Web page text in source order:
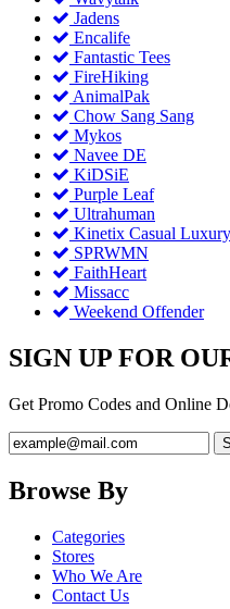
Jadens
Encalife
Fantastic Tees
FireHiking
AnimalPak
Chow Sang Sang
Mykos
Navee DE
KiDSiE
Purple Leaf
Ultrahuman
Kinetix Casual Luxury
SPRWMN
FaithHeart
Missacc
Weekend Offender
SIGN UP FOR
Get Promo Codes and Online
Browse By
Categories
Stores
Who We Are
Contact Us